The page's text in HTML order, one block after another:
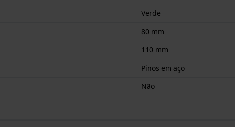
Verde
80 mm
110 mm
Pinos em aço
Não